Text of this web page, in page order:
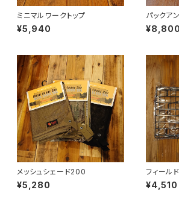
ミニマルワークトップ
¥5,940
パックア
¥8,800
メッシュシェード200
¥5,280
フィール
¥4,510